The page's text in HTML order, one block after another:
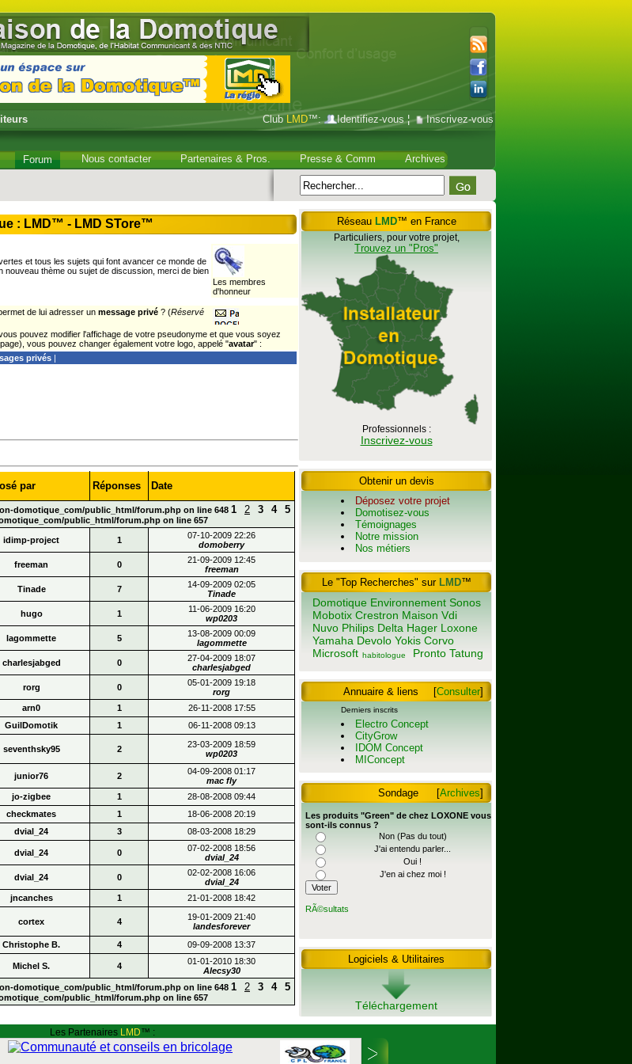
Club LMD™: Identifiez-vous¦ Inscrivez-vous
Forum Nous contacter Partenaires & Pros. Presse & Comm Archives
: LMD™ - LMD STore™
et tous les sujets qui font avancer ce monde de
nouveau thème ou sujet de discussion, merci de bien
Les membres
d'honneur
de lui adresser un message privé ? (Réservé
pouvez modifier l'affichage de votre pseudonyme et que vous soyez
vous pouvez changer également votre logo, appelé "avatar" :
privés |
par Réponses Date
domotique_com/public_html/forum.php on line 648 1 2 3 4 5
public_html/forum.php on line 657
idimp-project 1
07-10-2009 22:26
domoberry
freeman 0
21-09-2009 12:45
freeman
Tinade 7
14-09-2009 02:05
Tinade
hugo 1
11-06-2009 16:20
wp0203
lagommette 5
13-08-2009 00:09
lagommette
charlesjabged 0
27-04-2009 18:07
charlesjabged
rorg 0
05-01-2009 19:18
rorg
arn0 1 26-11-2008 17:55
GuilDomotik 1 06-11-2008 09:13
seventhsky95 2
23-03-2009 18:59
wp0203
junior76 2
04-09-2008 01:17
mac fly
jo-zigbee 1 28-08-2008 09:44
checkmates 1 18-06-2008 20:19
dvial_24 3 08-03-2008 18:29
dvial_24 0
07-02-2008 18:56
dvial_24
dvial_24 0
02-02-2008 16:06
dvial_24
jncanches 1 21-01-2008 18:42
cortex 4
19-01-2009 21:40
landesforever
Christophe B. 4 09-09-2008 13:37
Michel S. 4
01-01-2010 18:30
Alecsy30
domotique_com/public_html/forum.php on line 648 1 2 3 4 5
public_html/forum.php on line 657
Réseau LMD™ en France
Particuliers, pour votre projet,
Trouvez un "Pros"
Professionnels :
Inscrivez-vous
Obtenir un devis
Déposez votre projet
Domotisez-vous
Témoignages
Notre mission
Nos métiers
Le "Top Recherches" sur LMD™
Domotique Environnement Sonos
Mobotix Crestron Maison Vdi
Nuvo Philips Delta Hager Loxone
Yamaha Devolo Yokis Corvo
Microsoft habitologue Pronto Tatung
Annuaire & liens [Consulter]
Derniers inscrits
Electro Concept
CityGrow
IDOM Concept
MIConcept
Sondage [Archives]
Les produits "Green" de chez LOXONE vous
sont-ils connus ?
Non (Pas du tout)
J'ai entendu parler...
Oui !
J'en ai chez moi !
RÃ©sultats
Logiciels & Utilitaires
Téléchargement
Les Partenaires LMD™ :